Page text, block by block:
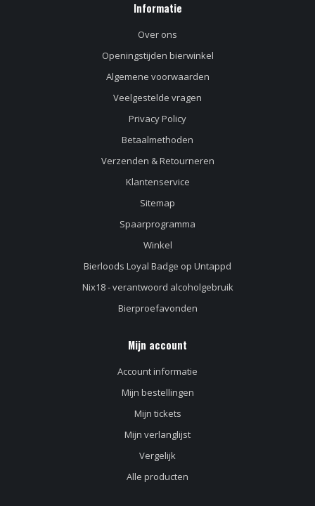
Informatie
Over ons
Openingstijden bierwinkel
Algemene voorwaarden
Veelgestelde vragen
Privacy Policy
Betaalmethoden
Verzenden & Retourneren
Klantenservice
Sitemap
Spaarprogramma
Winkel
Bierloods Loyal Badge op Untappd
Nix18 - verantwoord alcoholgebruik
Bierproefavonden
Mijn account
Account informatie
Mijn bestellingen
Mijn tickets
Mijn verlanglijst
Vergelijk
Alle producten